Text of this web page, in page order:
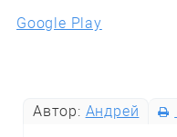
Google Play
Автор: Андрей